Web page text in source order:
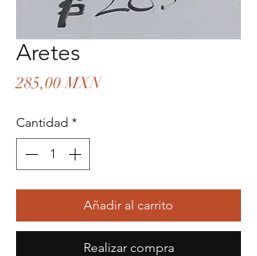
Aretes
285,00 MXNPrecio
Cantidad *
Añadir al carrito
Realizar compra